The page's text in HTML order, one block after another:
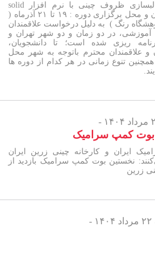
آموزش قالبسازی ظروف چینی با نرم افزار solid
works زمان و محل برگزاری دوره : ۱۹ تا ۲۱ آذرماه (
رنگ ) به دلیل درخواست علاقمندان
آموزشی، در دو زمان و دو شهر تهران و
ریزی شده است؛ تا دانشجویان،
و علاقمندان محترم باتوجه به شهر محل
تنوع زمانی در هر کدام از دوره ها
کمپ سرامیک
ایران و کارخانه چینی زرین ایران
نخستین بوت کمپ سرامیک بازدید از
زرین